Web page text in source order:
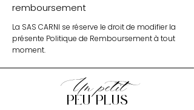
remboursement
La SAS CARNI se réserve le droit de modifier la
présente Politique de Remboursement à tout
moment.
Un petit
peu plus